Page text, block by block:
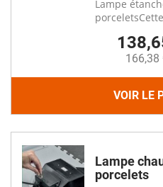
Lampe
166,38
VOIR LE
Lampe
porcelets